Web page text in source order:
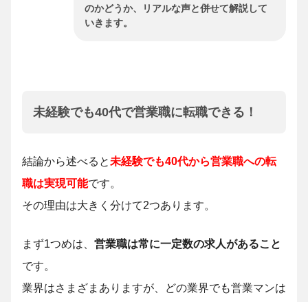
のかどうか、リアルな声と併せて解説して
いきます。
未経験でも40代で営業職に転職できる！
結論から述べると未経験でも40代から営業職への転
職は実現可能です。
その理由は大きく分けて2つあります。
まず1つめは、 営業職は常に一定数の求人があること
です。
業界はさまざまありますが、どの業界でも営業マンは